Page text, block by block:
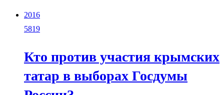
2016
5819
Кто против участия крымских
татар в выборах Госдумы